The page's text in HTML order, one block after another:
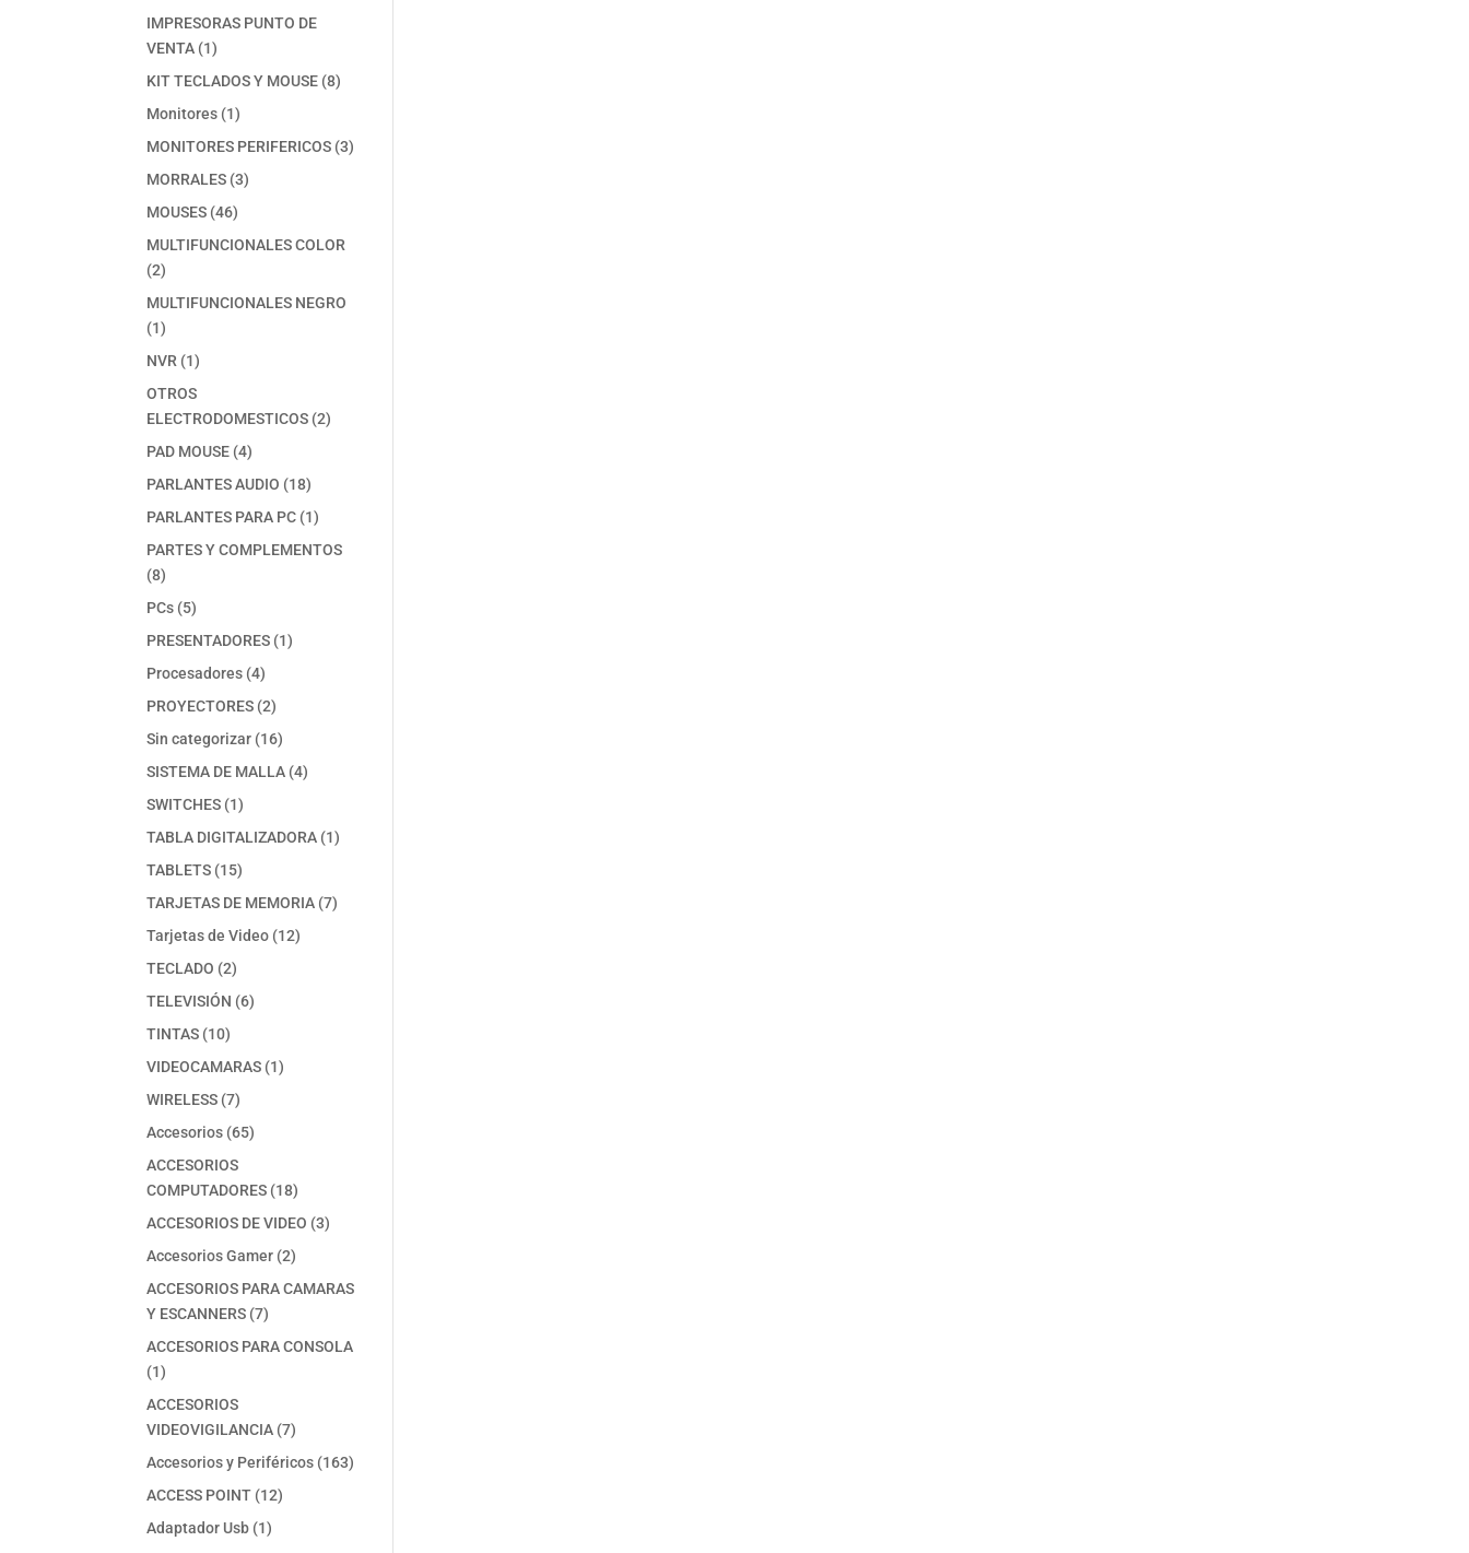
producto
IMPRESORAS PUNTO DE
VENTA 11
producto
KIT TECLADOS Y MOUSE 88
Monitores 11
producto
MONITORES PERIFERICOS 33
MORRALES 33
MOUSES 4646
productos
MULTIFUNCIONALES COLOR
22
productos
MULTIFUNCIONALES NEGRO
11
producto
NVR 11
producto
OTROS
ELECTRODOMESTICOS 22
PAD MOUSE 44
productos
PARLANTES AUDIO 1818
productos
PARLANTES PARA PC 11
producto
PARTES Y COMPLEMENTOS
88
productos
PCs 55
productos
PRESENTADORES 11
Procesadores 44
productos
PROYECTORES 22
productos
Sin categorizar 1616
productos
SISTEMA DE MALLA 44
SWITCHES 11
producto
TABLA DIGITALIZADORA 11
TABLETS 1515
productos
TARJETAS DE MEMORIA 77
Tarjetas de Video 1212
TECLADO 22
productos
TELEVISIÓN 66
TINTAS 1010
productos
VIDEOCAMARAS 11
WIRELESS 77
productos
Accesorios 6565
ACCESORIOS
COMPUTADORES 1818
productos
ACCESORIOS DE VIDEO 33
Accesorios Gamer 22
productos
ACCESORIOS PARA CAMARAS
Y ESCANNERS 77
productos
ACCESORIOS PARA CONSOLA
11
producto
ACCESORIOS
VIDEOVIGILANCIA 77
productos
Accesorios y Periféricos 163163
ACCESS POINT 1212
Adaptador Usb 11